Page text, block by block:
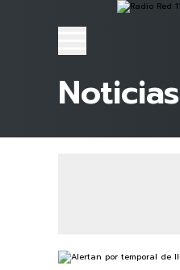
Noticias